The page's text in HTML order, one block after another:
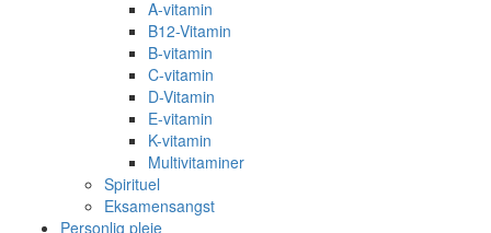
A-vitamin
B12-Vitamin
B-vitamin
C-vitamin
D-Vitamin
E-vitamin
K-vitamin
Multivitaminer
Spirituel
Eksamensangst
Personlig pleje